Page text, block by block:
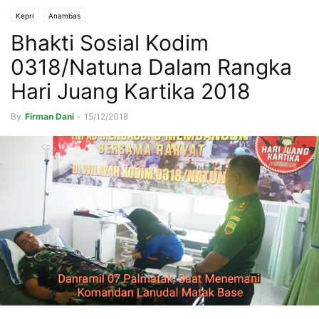
Kepri Anambas
Bhakti Sosial Kodim
0318/Natuna Dalam Rangka
Hari Juang Kartika 2018
By Firman Dani - 15/12/2018